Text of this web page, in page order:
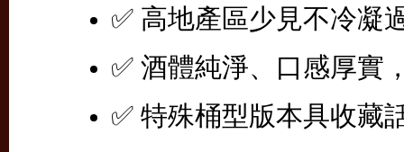
✅ 高地產區少見不冷凝
✅ 酒體純淨、口感厚實
✅ 特殊桶型版本具收藏